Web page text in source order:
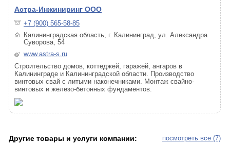
Астра-Инжиниринг ООО
+7 (900) 565-58-85
Калининградская область, г. Калининград, ул. Александра
Суворова, 54
www.astra-s.ru
Строительство домов, коттеджей, гаражей, ангаров в
Калининграде и Калининградской области. Производство
винтовых свай с литыми наконечниками. Монтаж свайно-
винтовых и железо-бетонных фундаментов.
посмотреть все (7)
Другие товары и услуги компании: